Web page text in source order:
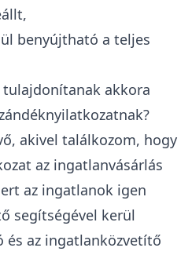
benyújtható a teljes
akkora
akivel találkozom, hogy
az ingatlanvásárlás
az ingatlanok igen
segítségével kerül
és az ingatlanközvetítő